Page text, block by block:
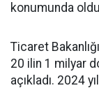
konumunda
Ticaret
20 ilin 1 milyar
açıkladı. 2024